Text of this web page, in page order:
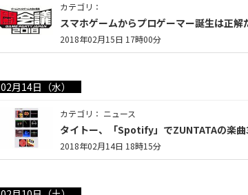
カテゴリ：
スマホゲームからプロゲーマー誕生は正解
2018年02月15日 17時00分
02月14日（水）
カテゴリ： ニュース
タイトー、「Spotify」でZUNTATAの楽
2018年02月14日 18時15分